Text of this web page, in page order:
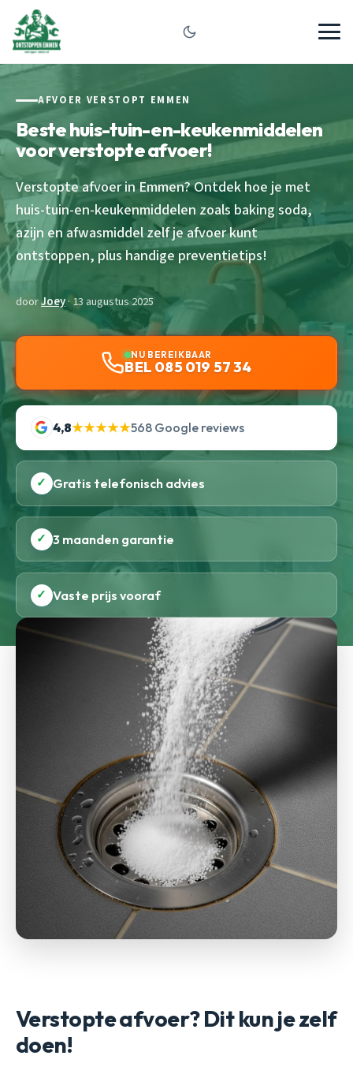
AFVOER VERSTOPT EMMEN
Beste huis-tuin-en-keukenmiddelen
voor verstopte afvoer!
Verstopte afvoer in Emmen? Ontdek hoe je met
huis-tuin-en-keukenmiddelen zoals baking soda,
azijn en afwasmiddel zelf je afvoer kunt
ontstoppen, plus handige preventietips!
doorJoey· 13 augustus 2025
NU BEREIKBAAR
BEL 085 019 57 34
4,8★★★★★568 Google reviews
✓ Gratis telefonisch advies
✓ 3 maanden garantie
✓ Vaste prijs vooraf
Verstopte afvoer? Dit kun je zelf
doen!